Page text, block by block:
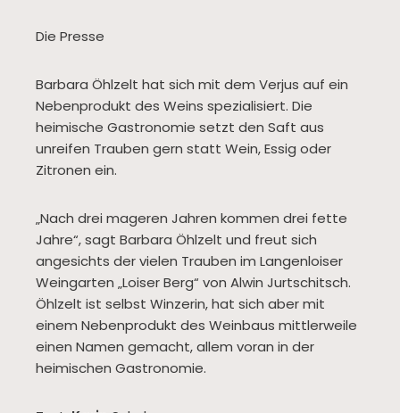
Die Presse
Barbara Öhlzelt hat sich mit dem Verjus auf ein
Nebenprodukt des Weins spezialisiert. Die
heimische Gastronomie setzt den Saft aus
unreifen Trauben gern statt Wein, Essig oder
Zitronen ein.
„Nach drei mageren Jahren kommen drei fette
Jahre“, sagt Barbara Öhlzelt und freut sich
angesichts der vielen Trauben im Langenloiser
Weingarten „Loiser Berg“ von Alwin Jurtschitsch.
Öhlzelt ist selbst Winzerin, hat sich aber mit
einem Nebenprodukt des Weinbaus mittlerweile
einen Namen gemacht, allem voran in der
heimischen Gastronomie.